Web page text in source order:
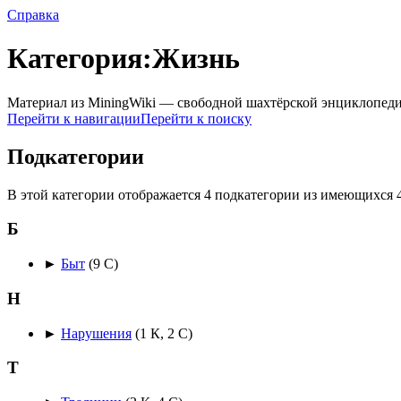
Справка
Категория:Жизнь
Материал из MiningWiki — свободной шахтёрской
Перейти к навигацииПерейти к поиску
Подкатегории
В этой категории отображается 4 подкатегории из имеющихся
Б
► Быт (9 С)
Н
► Нарушения (1 К, 2 С)
Т